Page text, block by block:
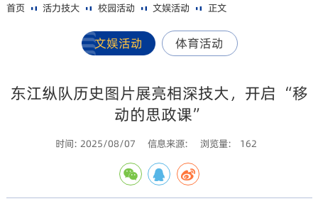
首页 活力技大 校园活动 文娱活动 正文
文娱活动 体育活动
东江纵队历史图片展亮相深技大，开启 “移
动的思政课”​
时间: 2025/08/07 信息来源: 浏览量: 162